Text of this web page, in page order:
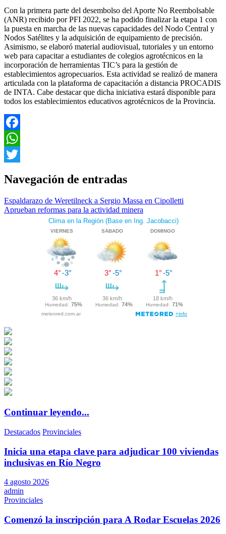
Con la primera parte del desembolso del Aporte No Reembolsable
(ANR) recibido por PFI 2022, se ha podido finalizar la etapa 1 con
la puesta en marcha de las nuevas capacidades del Nodo Central y
Nodos Satélites y la adquisición de equipamiento de precisión.
Asimismo, se elaboró material audiovisual, tutoriales y un entorno
web para capacitar a estudiantes de colegios agrotécnicos en la
incorporación de herramientas TIC’s para la gestión de
establecimientos agropecuarios. Esta actividad se realizó de manera
articulada con la plataforma de capacitación a distancia PROCADIS
de INTA. Cabe destacar que dicha iniciativa estará disponible para
todos los establecimientos educativos agrotécnicos de la Provincia.
Facebook
WhatsApp
Navegación de entradas
Espaldarazo de Weretilneck a Sergio Massa en Cipolletti
Aprueban reformas para la actividad minera
Continuar leyendo...
Destacados Provinciales
Inicia una etapa clave para adjudicar 100 viviendas
inclusivas en Río Negro
4 agosto 2026
admin
Provinciales
Comenzó la inscripción para A Rodar Escuelas 2026